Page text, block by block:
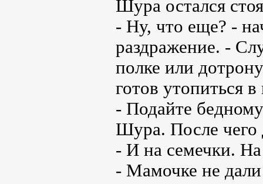
Шура остался
- Ну, что еще? -
раздражение. -
полке или
готов утопиться
- Подайте
Шура. После чего
- И на семечки.
- Мамочке не дали